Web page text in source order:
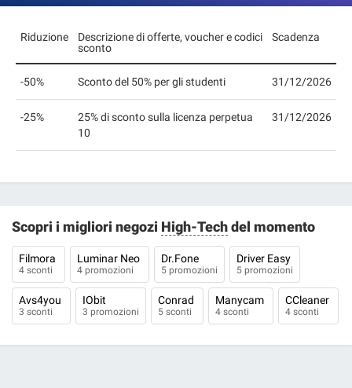
Riduzione
Descrizione di offerte, voucher e codici
sconto
Scadenza
-50% Sconto del 50% per gli studenti 31/12/2026
-25%
25% di sconto sulla licenza perpetua
10
31/12/2026
Scopri i migliori negozi High-Techdel momento
Filmora
4 sconti
Luminar Neo
4 promozioni
Dr.Fone
5 promozioni
Driver Easy
5 promozioni
Avs4you
3 sconti
IObit
3 promozioni
Conrad
5 sconti
Manycam
4 sconti
CCleaner
4 sconti